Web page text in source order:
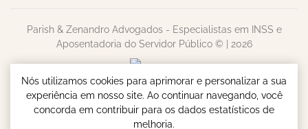
Parish & Zenandro Advogados - Especialistas em INSS e
Aposentadoria do Servidor Público © | 2026
Nós utilizamos cookies para aprimorar e personalizar a sua
experiência em nosso site. Ao continuar navegando, você
concorda em contribuir para os dados estatísticos de
melhoria.